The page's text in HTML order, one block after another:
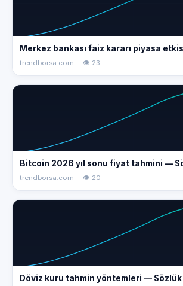
Merkez bankası faiz kararı piyasa
trendborsa.com · 👁 23
Bitcoin 2026 yıl sonu fiyat tahmini —
trendborsa.com · 👁 20
Döviz kuru tahmin yöntemleri — Sözlük